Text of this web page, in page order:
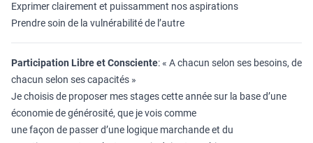
Exprimer clairement et puissamment nos aspirations
Prendre soin de la vulnérabilité de l’autre
Participation Libre et Consciente: « A chacun selon ses besoins, de
chacun selon ses capacités »
Je choisis de proposer mes stages cette année sur la base d’une
économie de générosité, que je vois comme
une façon de passer d’une logique marchande et du